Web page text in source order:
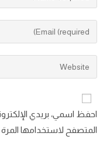
احفظ اسمي، بريدي
المتصفح لاستخدامها